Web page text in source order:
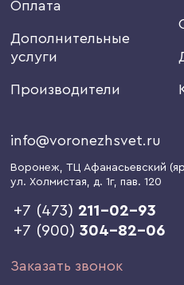
Оплата
Дополнительные
услуги
Производители
info@voronezhsvet.ru
Воронеж, ТЦ Афанасьевский
ул. Холмистая, д. 1г, пав. 120
+7 (473) 211-02-93
+7 (900)304-82-06
Заказать звонок